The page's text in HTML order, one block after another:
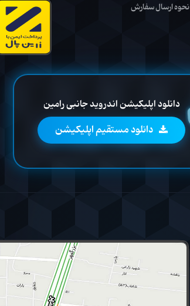
نحوه ارسال سفارش
دانلود اپلیکیشن اندروید جانبی رامین
دانلود مستقیم اپلیکیشن